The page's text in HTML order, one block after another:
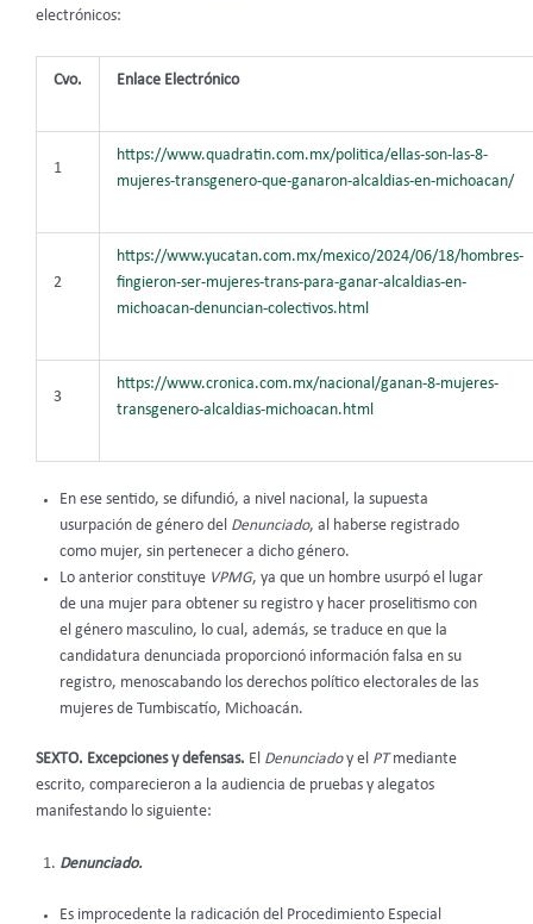
electrónicos:
Cvo. Enlace Electrónico
1
https://www.quadratin.com.mx/politica/ellas-son-las-8-
mujeres-transgenero-que-ganaron-alcaldias-en-michoacan/
2
https://www.yucatan.com.mx/mexico/2024/06/18/hombres-
fingieron-ser-mujeres-trans-para-ganar-alcaldias-en-
michoacan-denuncian-colectivos.html
3
https://www.cronica.com.mx/nacional/ganan-8-mujeres-
transgenero-alcaldias-michoacan.html
En ese sentido, se difundió, a nivel nacional, la supuesta
usurpación de género del Denunciado, al haberse registrado
como mujer, sin pertenecer a dicho género.
Lo anterior constituye VPMG, ya que un hombre usurpó el lugar
de una mujer para obtener su registro y hacer proselitismo con
el género masculino, lo cual, además, se traduce en que la
candidatura denunciada proporcionó información falsa en su
registro, menoscabando los derechos político electorales de las
mujeres de Tumbiscatío, Michoacán.
SEXTO. Excepciones y defensas. El Denunciadoy el PTmediante
escrito, comparecieron a la audiencia de pruebas y alegatos
manifestando lo siguiente:
Denunciado.
Es improcedente la radicación del Procedimiento Especial